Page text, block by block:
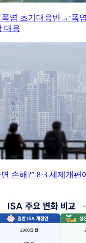
폭염 초기대응반→‘폭
대응
손해?” 8·3 세제개편